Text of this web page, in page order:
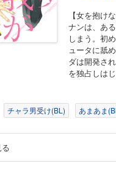
【女を抱け
ナンは、あ
しまう。初
ュータに舐
ダは開発さ
を独占しは
チャラ男受け(BL) あまあま